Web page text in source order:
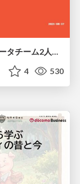
社内の7割が使うデータ基盤を、 データチーム2人で回すためにやったこと
4 530